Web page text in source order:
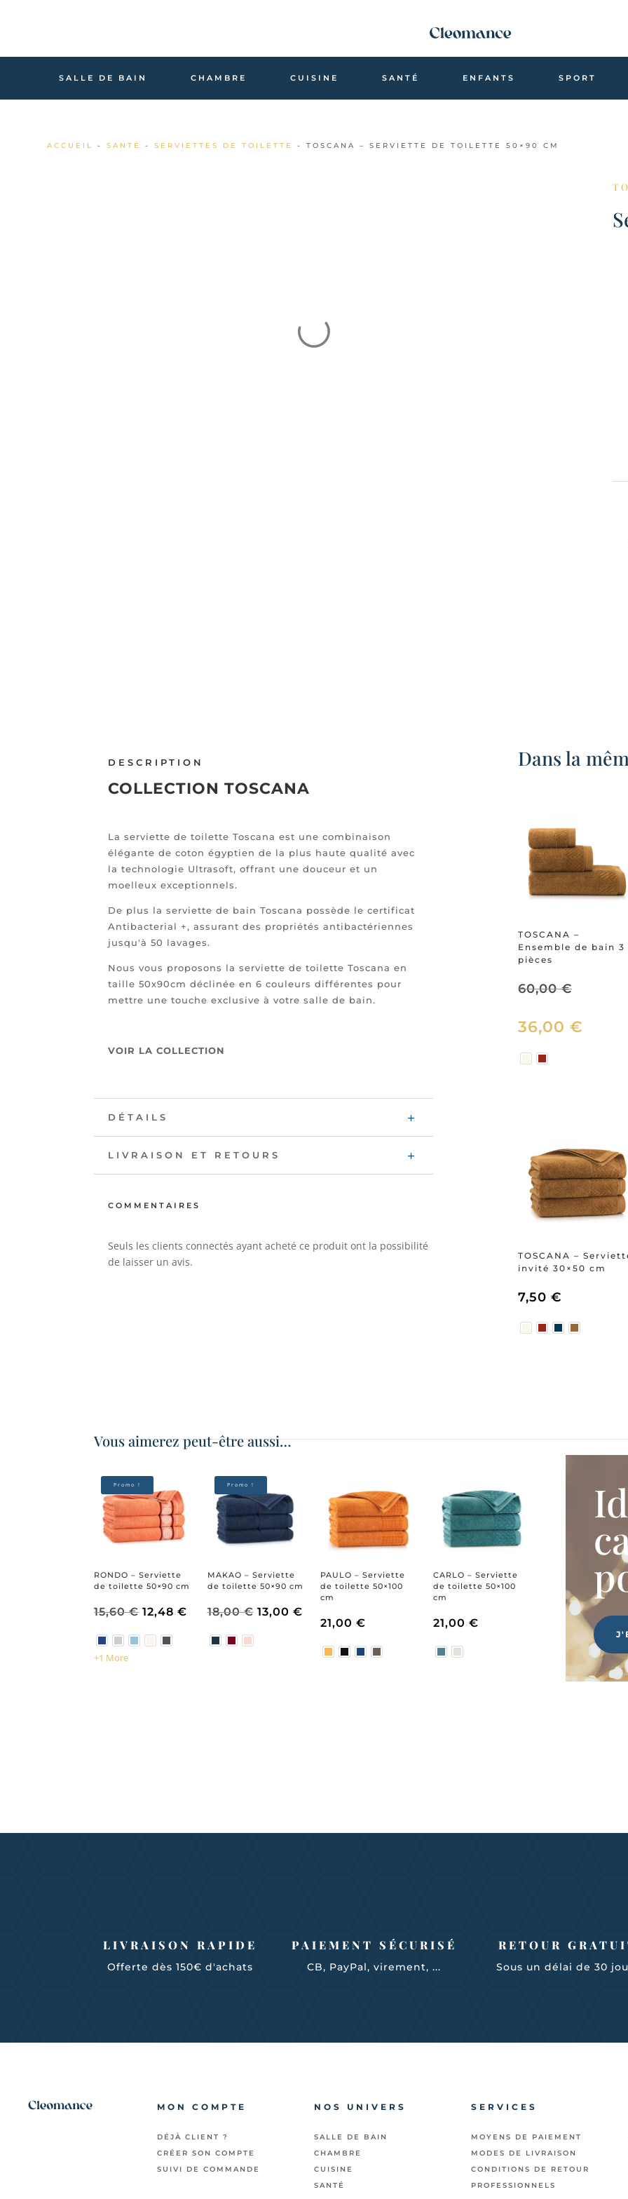
SALLE DE BAIN CHAMBRE CUISINE SANTÉ ENFANTS SPORT
ACCUEIL -SANTÉ -SERVIETTES DE TOILETTE - TOSCANA – SERVIETTE DE TOILETTE 50×90 CM
DESCRIPTION
COLLECTION TOSCANA
La serviette de toilette Toscana est une combinaison
élégante de coton égyptien de la plus haute qualité avec
la technologie Ultrasoft, offrant une douceur et un
moelleux exceptionnels.
De plus la serviette de bain Toscana possède le certificat
Antibacterial +, assurant des propriétés antibactériennes
jusqu'à 50 lavages.
Nous vous proposons la serviette de toilette Toscana en
taille 50x90cm déclinée en 6 couleurs différentes pour
mettre une touche exclusive à votre salle de bain.
VOIR LA COLLECTION
DÉTAILS
LIVRAISON ET RETOURS
COMMENTAIRES
Seuls les clients connectés ayant acheté ce produit ont la possibilité
de laisser un avis.
Dans la
TOSCANA –
Ensemble de bain 3
pièces
60,00€Le
prix
36,00€
36,00
TOSCANA –
invité 30×50 cm
7,50€
Vous aimerez peut-être aussi…
Promo !
RONDO – Serviette
de toilette 50×90 cm
15,60€ Le
prix
12,48€
prix
+1 More
Promo !
MAKAO – Serviette
de toilette 50×90 cm
18,00€ Le
13,00 €Le
prix
PAULO – Serviette
de toilette 50×100
cm
21,00 €
CARLO – Serviette
de toilette 50×100
cm
21,00 €
LIVRAISON RAPIDE
Offerte dès 150€ d'achats
PAIEMENT SÉCURISÉ
CB, PayPal, virement, ...
RETOUR
Sous un délai de 30
MON COMPTE
DÉJÀ CLIENT ?
CRÉER SON COMPTE
SUIVI DE COMMANDE
NOS UNIVERS
SALLE DE BAIN
CHAMBRE
CUISINE
SANTÉ
SERVICES
MOYENS DE PAIEMENT
MODES DE LIVRAISON
CONDITIONS DE RETOUR
PROFESSIONNELS